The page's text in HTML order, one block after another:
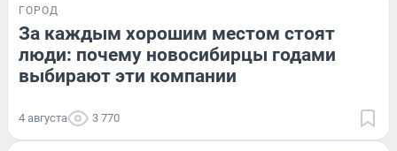
ГОРОД
За каждым хорошим местом стоят
люди: почему новосибирцы годами
выбирают эти компании
4 августа 3 770